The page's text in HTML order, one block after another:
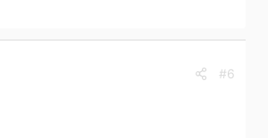
#6